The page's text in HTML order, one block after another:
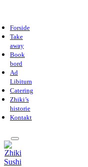
Forside
Take
away
Book
bord
Ad
Libitum
Catering
Zhiki’s
historie
Kontakt